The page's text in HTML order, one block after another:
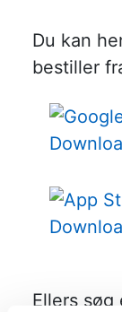
Du kan
bestiller
Ellers søg